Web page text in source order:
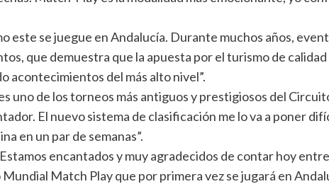
se juegue en Andalucía. Durante muchos años,
que demuestra que la apuesta por el turismo de
del más alto nivel”.
uno de los torneos más antiguos y prestigiosos del
El nuevo sistema de clasificación me lo va a poner
en un par de semanas”.
encantados y muy agradecidos de contar hoy
Match Play que por primera vez se jugará en